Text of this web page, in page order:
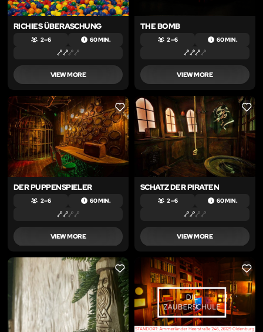
RICHIES ÜBERASCHUNG
2 – 6 60 MIN.
VIEW MORE
THE BOMB
2 – 6 60 MIN.
VIEW MORE
LIKE
DER PUPPENSPIELER
2 – 6 60 MIN.
VIEW MORE
LIKE
SCHATZ DER PIRATEN
2 – 6 60 MIN.
VIEW MORE
LIKE LIKE